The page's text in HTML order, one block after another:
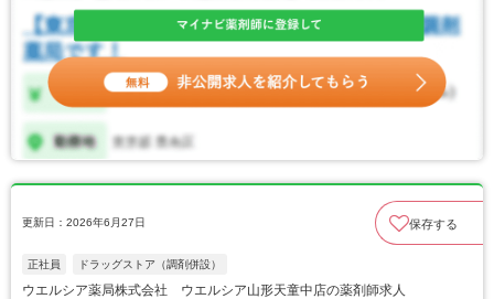
更新日：2026年6月27日 保存する
正社員 ドラッグストア（調剤併設）
ウエルシア薬局株式会社 ウエルシア山形天童中店の薬剤師求人